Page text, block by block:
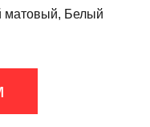
матовый, Белый